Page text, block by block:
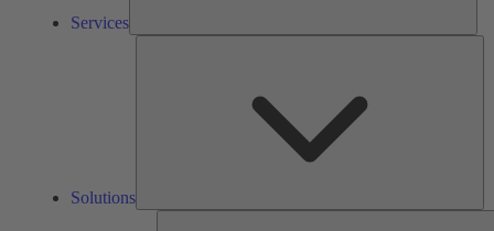
Services
Solutions